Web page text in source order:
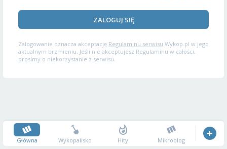
ZALOGUJ SIĘ
Zalogowanie oznacza akceptację Regulaminu serwisu Wykop.pl w jego
aktualnym brzmieniu. Jeśli nie akceptujesz Regulaminu w całości,
prosimy o niekorzystanie z serwisu.
Główna Wykopalisko Hity Mikroblog